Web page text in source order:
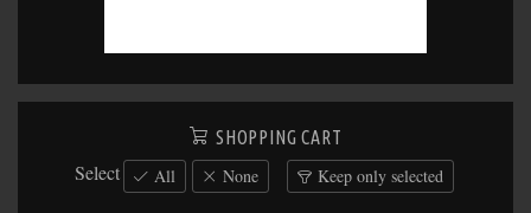
SHOPPING CART
Select All None Keep only selected